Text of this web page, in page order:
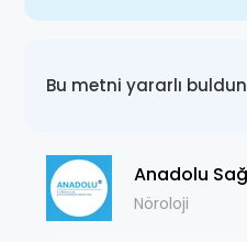
Bu metni yararlı
Anadolu
Nöroloji